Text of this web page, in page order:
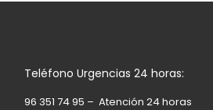
Teléfono Urgencias 24 horas:
96 351 74 95 – Atención 24 horas